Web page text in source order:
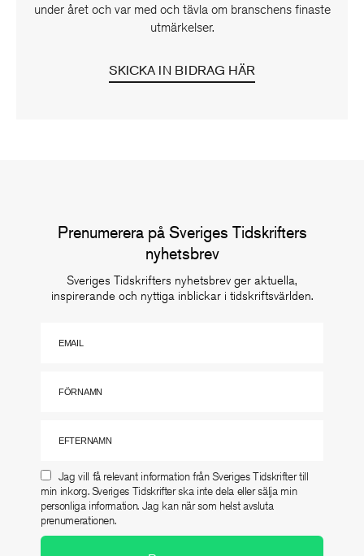
under året och var med och tävla om branschens finaste
utmärkelser.
SKICKA IN BIDRAG HÄR
Prenumerera på Sveriges Tidskrifters
nyhetsbrev
Sveriges Tidskrifters nyhetsbrev ger aktuella,
inspirerande och nyttiga inblickar i tidskriftsvärlden.
Jag vill få relevant information från Sveriges Tidskrifter till
min inkorg. Sveriges Tidskrifter ska inte dela eller sälja min
personliga information. Jag kan när som helst avsluta
prenumerationen.